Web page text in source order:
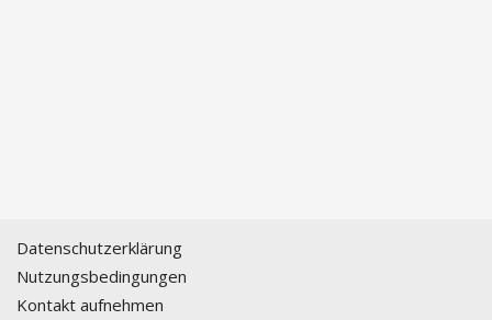
Datenschutzerklärung
Nutzungsbedingungen
Kontakt aufnehmen